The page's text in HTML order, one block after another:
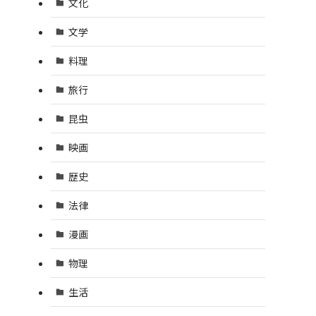
文学
料理
旅行
昆虫
映画
歴史
法律
漫画
物理
生活